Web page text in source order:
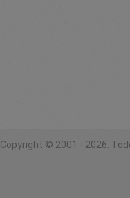
Copyright © 2001 - 2026.